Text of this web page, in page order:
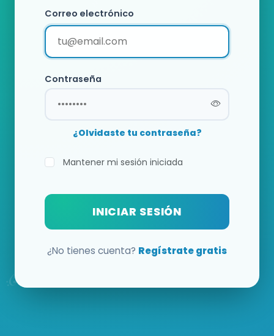
Correo electrónico
Contraseña
¿Olvidaste tu contraseña?
Mantener mi sesión iniciada
INICIAR SESIÓN
¿No tienes cuenta? Regístrate gratis